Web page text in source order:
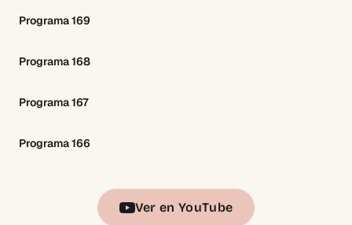
Programa 169
Programa 168
Programa 167
Programa 166
Ver en YouTube